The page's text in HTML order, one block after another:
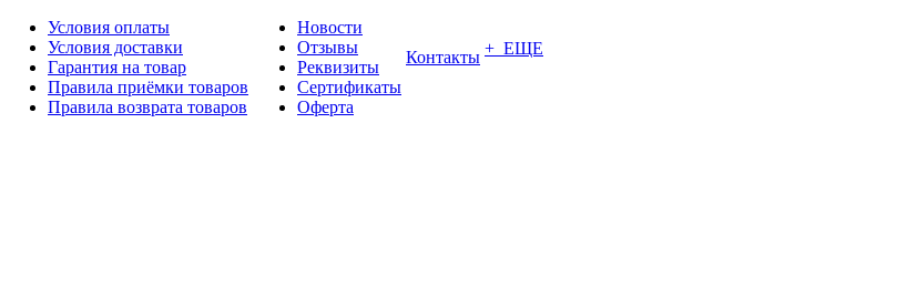
Условия оплаты
Условия доставки
Гарантия на товар
Правила приёмки товаров
Правила возврата товаров
Новости
Отзывы
Реквизиты
Сертификаты
Оферта
Контакты + ЕЩЕ